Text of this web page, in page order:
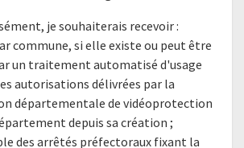
je souhaiterais recevoir :
commune, si elle existe ou peut être
un traitement automatisé d'usage
autorisations délivrées par la
départementale de vidéoprotection
depuis sa création ;
des arrêtés préfectoraux fixant la